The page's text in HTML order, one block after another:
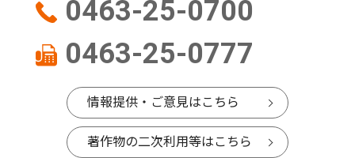
0463-25-0700
0463-25-0777
情報提供・ご意見はこちら
著作物の二次利用等はこちら